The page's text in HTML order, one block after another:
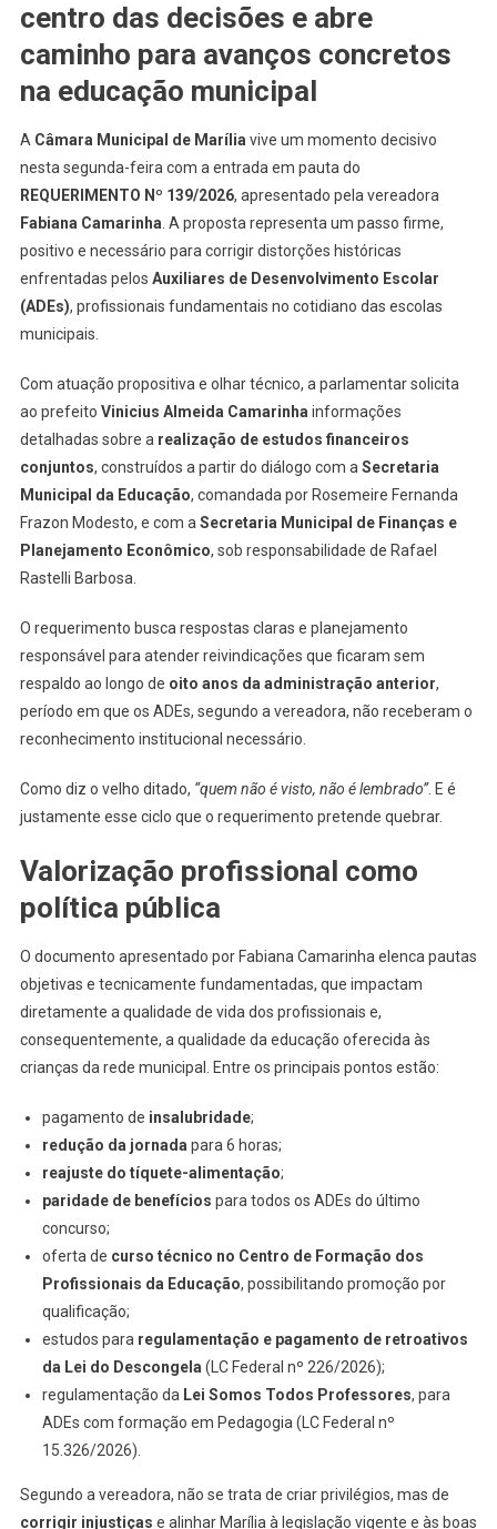
centro das decisões e abre
caminho para avanços concretos
na educação municipal
A Câmara Municipal de Maríliavive um momento decisivo
nesta segunda-feira com a entrada em pauta do
REQUERIMENTO Nº 139/2026, apresentado pela vereadora
Fabiana Camarinha. A proposta representa um passo firme,
positivo e necessário para corrigir distorções históricas
enfrentadas pelos Auxiliares de Desenvolvimento Escolar
(ADEs), profissionais fundamentais no cotidiano das escolas
municipais.
Com atuação propositiva e olhar técnico, a parlamentar solicita
ao prefeito Vinicius Almeida Camarinhainformações
detalhadas sobre a realização de estudos financeiros
conjuntos, construídos a partir do diálogo com aSecretaria
Municipal da Educação, comandada por Rosemeire Fernanda
Frazon Modesto, e com aSecretaria Municipal de Finanças e
Planejamento Econômico, sob responsabilidade de Rafael
Rastelli Barbosa.
O requerimento busca respostas claras e planejamento
responsável para atender reivindicações que ficaram sem
respaldo ao longo de oito anos da administração anterior,
período em que os ADEs, segundo a vereadora, não receberam o
reconhecimento institucional necessário.
Como diz o velho ditado, “quem não é visto, não é lembrado”. E é
justamente esse ciclo que o requerimento pretende quebrar.
Valorização profissional como
política pública
O documento apresentado por Fabiana Camarinha elenca pautas
objetivas e tecnicamente fundamentadas, que impactam
diretamente a qualidade de vida dos profissionais e,
consequentemente, a qualidade da educação oferecida às
crianças da rede municipal. Entre os principais pontos estão:
pagamento de insalubridade;
redução da jornadapara 6 horas;
reajuste do tíquete-alimentação;
paridade de benefícios para todos os ADEs do último
concurso;
oferta de curso técnico no Centro de Formação dos
Profissionais da Educação, possibilitando promoção por
qualificação;
estudos para regulamentação e pagamento de retroativos
da Lei do Descongela(LC Federal nº 226/2026);
regulamentação da Lei Somos Todos Professores, para
ADEs com formação em Pedagogia (LC Federal nº
15.326/2026).
Segundo a vereadora, não se trata de criar privilégios, mas de
corrigir injustiças e alinhar Marília à legislação vigente e às boas